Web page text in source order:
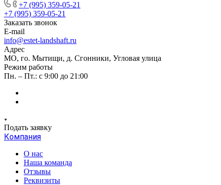
+7 (995) 359-05-21
+7 (995) 359-05-21
Заказать звонок
E-mail
info@estet-landshaft.ru
Адрес
МО, го. Мытищи, д. Сгонники, Угловая улица
Режим работы
Пн. – Пт.: с 9:00 до 21:00
Подать заявку
Компания
О нас
Наша команда
Отзывы
Реквизиты